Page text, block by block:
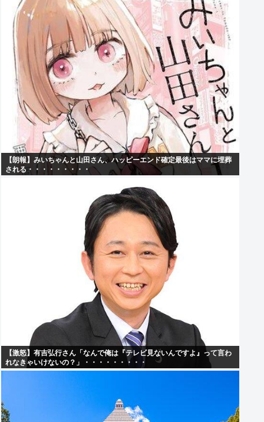
【朗報】みいちゃんと山田さん、ハッピーエンド確定最後はママに埋葬
される・・・・・・・・・
【激怒】有吉弘行さん「なんで俺は『テレビ見ないんですよ』って言わ
れなきゃいけないの？」・・・・・・・・・